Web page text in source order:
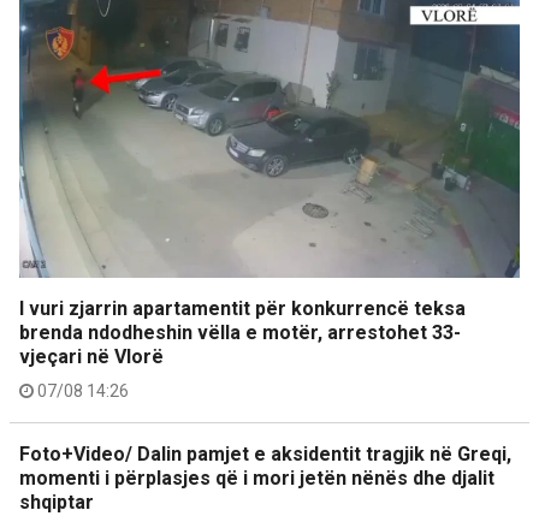
I vuri zjarrin apartamentit për konkurrencë teksa
brenda ndodheshin vëlla e motër, arrestohet 33-
vjeçari në Vlorë
07/08 14:26
Foto+Video/ Dalin pamjet e aksidentit tragjik në Greqi,
momenti i përplasjes që i mori jetën nënës dhe djalit
shqiptar